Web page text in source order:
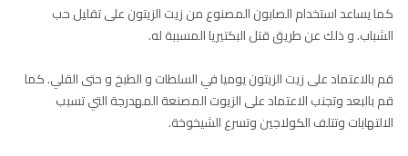
كما يساعد استخدام الصابون المصنوع من زيت الزيتون على تقليل حب
الشباب. و ذلك عن طريق قتل البكتيريا المسببة له.
قم بالاعتماد على زيت الزيتون يوميا في السلطات و الطبخ و حتى القلي. كما
قم بالبعد وتجنب الاعتماد على الزيوت المصنعة المهدرجة التي تسبب
الالتهابات وتتلف الكولاجين وتسرع الشيخوخة.